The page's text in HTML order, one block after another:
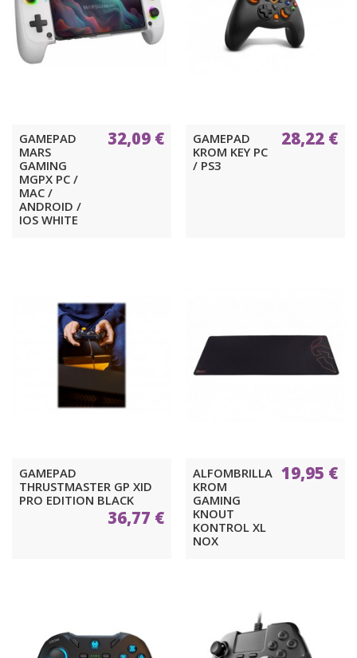
GAMEPAD
MARS
GAMING
MGPX PC /
MAC /
ANDROID /
IOS WHITE
32,09 €
GAMEPAD
KROM KEY PC
/ PS3
28,22 €
GAMEPAD
THRUSTMASTER GP XID
PRO EDITION BLACK
36,77 €
ALFOMBRILLA
KROM
GAMING
KNOUT
KONTROL XL
NOX
19,95 €